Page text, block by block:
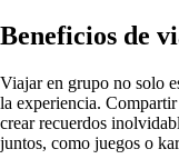
Beneficios de
Viajar en grupo no solo
la experiencia.
crear recuerdos
juntos, como juegos o